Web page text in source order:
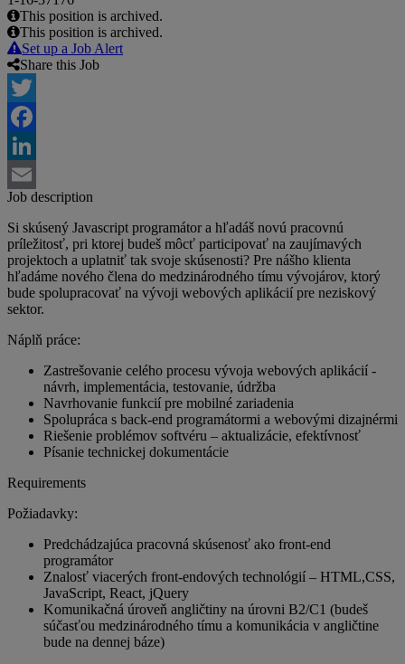
This position is archived.
This position is archived.
Set up a Job Alert
Share this Job
Twitter
Facebook
LinkedIn
Email
Job description
Si skúsený Javascript programátor a hľadáš novú pracovnú
príležitosť, pri ktorej budeš môcť participovať na zaujímavých
projektoch a uplatniť tak svoje skúsenosti? Pre nášho klienta
hľadáme nového člena do medzinárodného tímu vývojárov, ktorý
bude spolupracovať na vývoji webových aplikácií pre neziskový
sektor.
Náplň práce:
Zastrešovanie celého procesu vývoja webových aplikácií -
návrh, implementácia, testovanie, údržba
Navrhovanie funkcií pre mobilné zariadenia
Spolupráca s back-end programátormi a webovými dizajnérmi
Riešenie problémov softvéru – aktualizácie, efektívnosť
Písanie technickej dokumentácie
Requirements
Požiadavky:
Predchádzajúca pracovná skúsenosť ako front-end
programátor
Znalosť viacerých front-endových technológií – HTML,CSS,
JavaScript, React, jQuery
Komunikačná úroveň angličtiny na úrovni B2/C1 (budeš
súčasťou medzinárodného tímu a komunikácia v angličtine
bude na dennej báze)